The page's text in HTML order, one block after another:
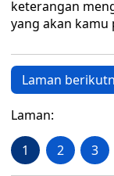
keterangan
yang akan
Laman
Laman:
1 2 3